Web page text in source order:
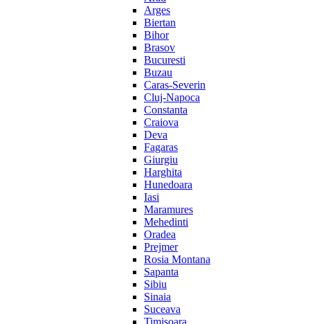
Arges
Biertan
Bihor
Brasov
Bucuresti
Buzau
Caras-Severin
Cluj-Napoca
Constanta
Craiova
Deva
Fagaras
Giurgiu
Harghita
Hunedoara
Iasi
Maramures
Mehedinti
Oradea
Prejmer
Rosia Montana
Sapanta
Sibiu
Sinaia
Suceava
Timisoara